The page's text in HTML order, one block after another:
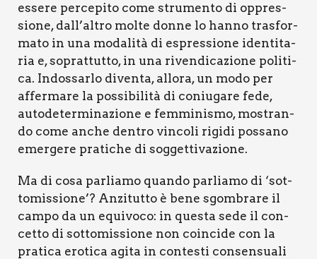
esse­re per­ce­pi­to come stru­men­to di oppres­
sio­ne, dall’altro mol­te don­ne lo han­no tra­sfor­
ma­to in una moda­li­tà di espres­sio­ne iden­ti­ta­
ria e, soprat­tut­to, in una riven­di­ca­zio­ne poli­ti­
ca. Indos­sar­lo diven­ta, allo­ra, un modo per
affer­ma­re la pos­si­bi­li­tà di coniu­ga­re fede,
auto­de­ter­mi­na­zio­ne e fem­mi­ni­smo, mostran­
do come anche den­tro vin­co­li rigi­di pos­sa­no
emer­ge­re pra­ti­che di sog­get­ti­va­zio­ne.
Ma di cosa par­lia­mo quan­do par­lia­mo di ‘sot­
to­mis­sio­ne’? Anzi­tut­to è bene sgom­bra­re il
cam­po da un equi­vo­co: in que­sta sede il con­
cet­to di sot­to­mis­sio­ne non coin­ci­de con la
pra­ti­ca ero­ti­ca agi­ta in con­te­sti con­sen­sua­li